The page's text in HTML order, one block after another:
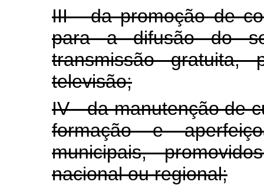
III - da promoção de
para a difusão do
transmissão
televisão;
IV - da manutenção de
formação e
municipais,
nacional ou regional;